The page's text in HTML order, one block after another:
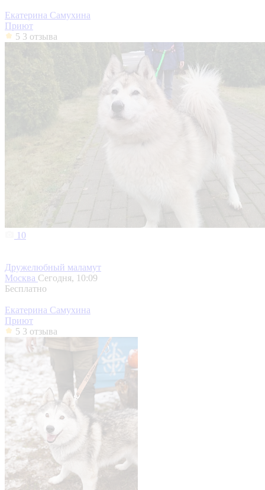
Екатерина Самухина
Приют
5 3 отзыва
10
Дружелюбный маламут
Москва Сегодня, 10:09
Бесплатно
Екатерина Самухина
Приют
5 3 отзыва